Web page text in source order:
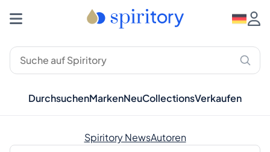
DurchsuchenMarkenNeuCollectionsVerkaufen
Spiritory NewsAutoren